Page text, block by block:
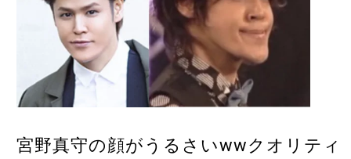
宮野真守の顔がうるさいwwクオリティ